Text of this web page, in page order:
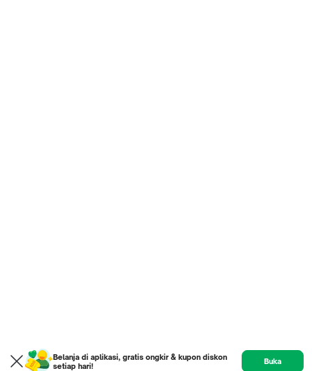
Belanja di aplikasi, gratis ongkir & kupon diskon
setiap hari!
Buka